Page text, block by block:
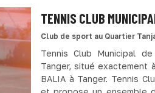
TENNIS CLUB
Club de sport au Quartier
Tennis Club Municipal
Tanger, situé exactement
BALIA à Tanger. Tennis